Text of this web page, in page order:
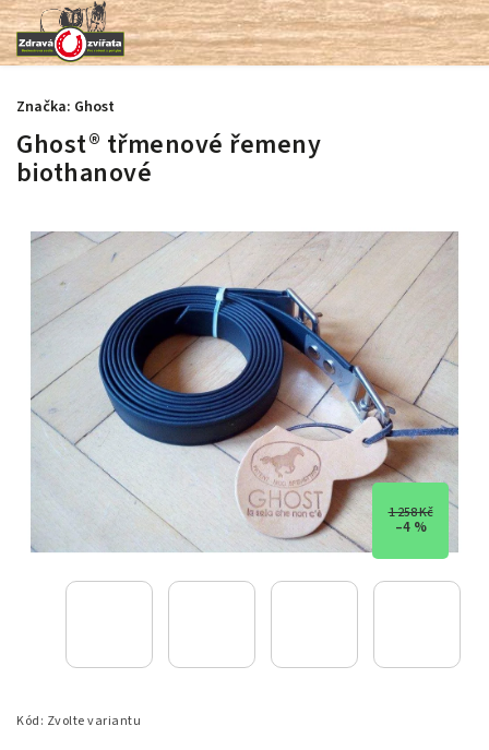
Ghost® třmenové řemeny
biothanové
1 258 Kč
–4 %
Kód: Zvolte variantu
Značka: Ghost